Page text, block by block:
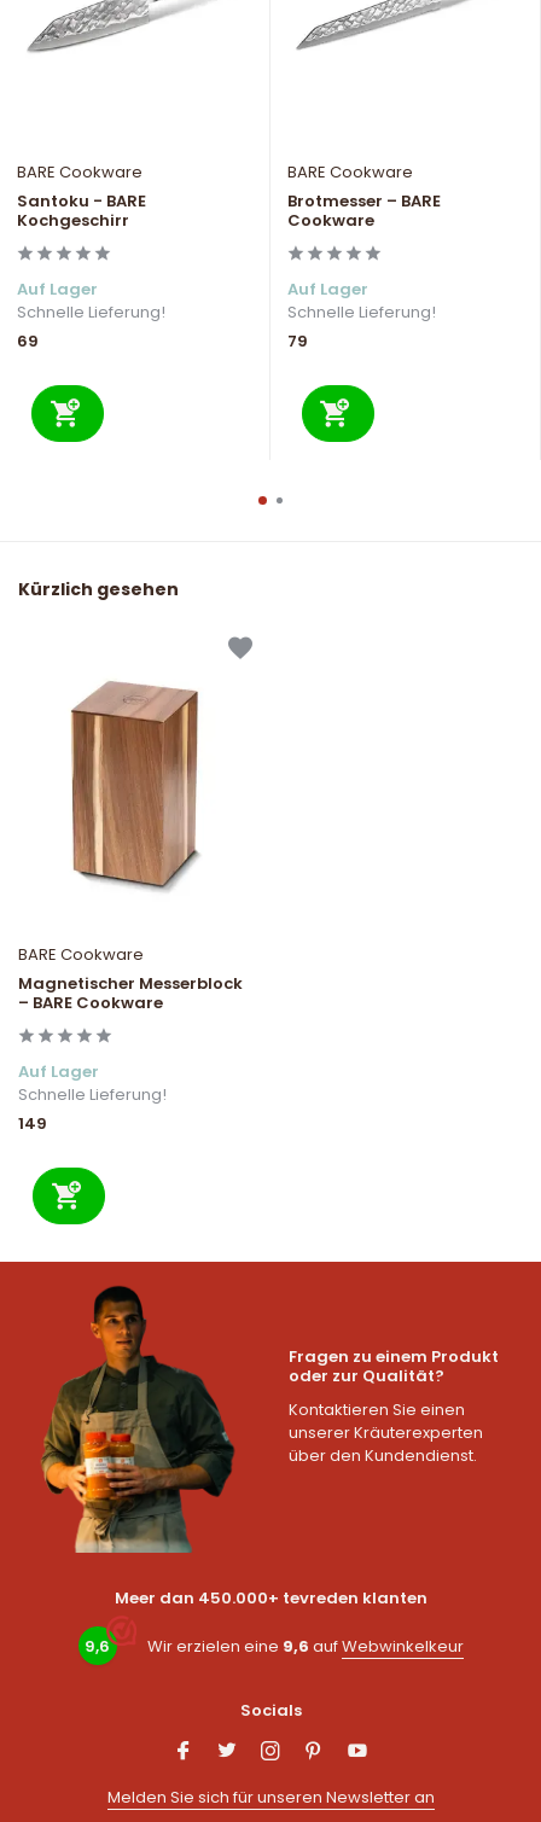
BARE Cookware
Santoku - BARE
Kochgeschirr
Auf Lager
Schnelle Lieferung!
69
BARE Cookware
Brotmesser – BARE
Cookware
Auf Lager
Schnelle Lieferung!
79
Kürzlich gesehen
BARE Cookware
Magnetischer Messerblock
– BARE Cookware
Auf Lager
Schnelle Lieferung!
149
Fragen zu einem Produkt
oder zur Qualität?
Kontaktieren Sie einen
unserer Kräuterexperten
über den Kundendienst.
Meer dan 450.000+ tevreden klanten
9,6 Wir erzielen eine 9,6 aufWebwinkelkeur
Socials
Melden Sie sich für unseren Newsletter an